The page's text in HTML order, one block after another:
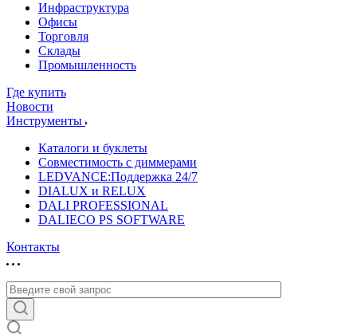
Инфраструктура
Офисы
Торговля
Склады
Промышленность
Где купить
Новости
Инструменты
Каталоги и буклеты
Совместимость с диммерами
LEDVANCE:Поддержка 24/7
DIALUX и RELUX
DALI PROFESSIONAL
DALIECO PS SOFTWARE
Контакты